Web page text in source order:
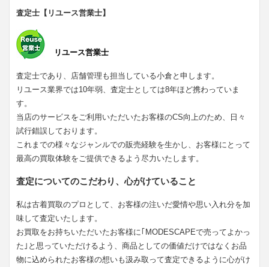
査定士【リユース営業士】
リユース営業士
査定士であり、店舗管理も担当している小倉と申します。
リユース業界では10年弱、査定士としては8年ほど携わっていま
す。
当店のサービスをご利用いただいたお客様のCS向上のため、日々
試行錯誤しております。
これまでの様々なジャンルでの販売経験を生かし、お客様にとって
最高の買取体験をご提供できるよう尽力いたします。
査定についてのこだわり、心がけていること
私は古着買取のプロとして、お客様の注いだ愛情や思い入れ分を加
味して査定いたします。
お買取をお持ちいただいたお客様に｢MODESCAPEで売ってよかっ
た｣と思っていただけるよう、商品としての価値だけではなくお品
物に込められたお客様の想いも汲み取って査定できるように心がけ